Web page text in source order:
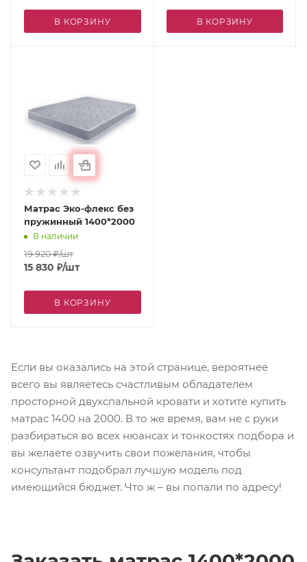
В КОРЗИНУ В КОРЗИНУ
Матрас Эко-флекс без
пружинный 1400*2000
В наличии
19 920₽/шт
15 830 ₽/шт
В КОРЗИНУ
Если вы оказались на этой странице, вероятнее
всего вы являетесь счастливым обладателем
просторной двухспальной кровати и хотите купить
матрас 1400 на 2000. В то же время, вам не с руки
разбираться во всех нюансах и тонкостях подбора и
вы желаете озвучить свои пожелания, чтобы
консультант подобрал лучшую модель под
имеющийся бюджет. Что ж – вы попали по адресу!